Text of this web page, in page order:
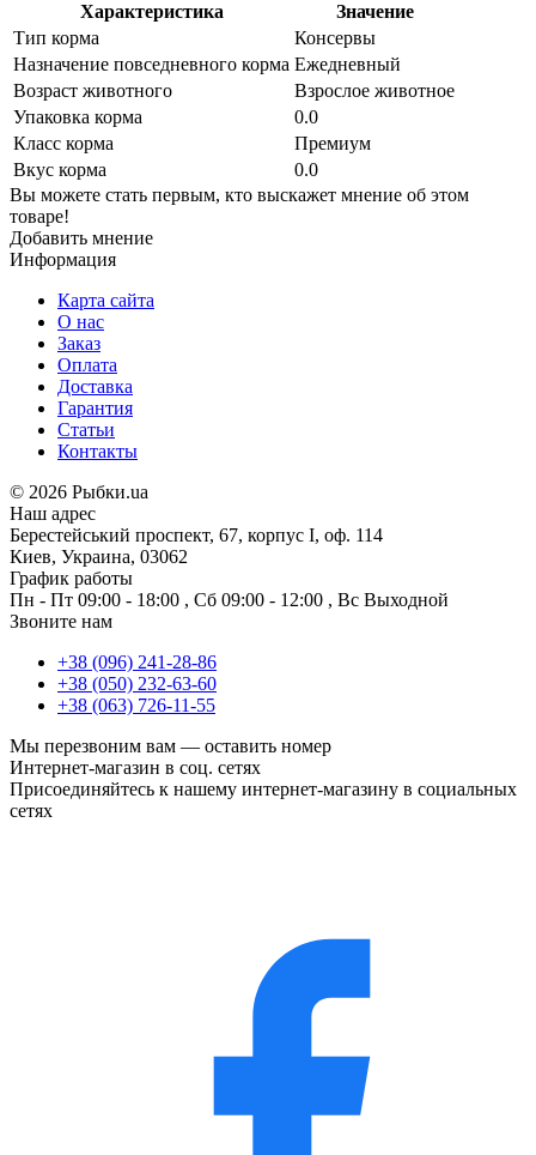
Характеристика
Значение
Тип корма
Консервы
Назначение повседневного корма Ежедневный
Возраст животного
Взрослое животное
Упаковка корма
0.0
Класс корма
Премиум
Вкус корма
0.0
Вы можете стать первым, кто выскажет мнение об этом
товаре!
Добавить мнение
Информация
Карта сайта
О нас
Заказ
Оплата
Доставка
Гарантия
Статьи
Контакты
© 2026 Рыбки.ua
Наш адрес
Берестейський проспект, 67, корпус I, оф. 114
Киев, Украина, 03062
График работы
Пн - Пт 09:00 - 18:00 , Сб 09:00 - 12:00 , Вс Выходной
Звоните нам
+38 (096) 241-28-86
+38 (050) 232-63-60
+38 (063) 726-11-55
Мы перезвоним вам — оставить номер
Интернет-магазин в соц. сетях
Присоединяйтесь к нашему интернет-магазину в социальных
сетях